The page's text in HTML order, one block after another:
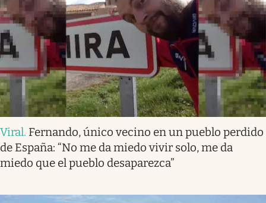
Viral. Fernando, único vecino en un pueblo perdido
de España: “No me da miedo vivir solo, me da
miedo que el pueblo desaparezca”